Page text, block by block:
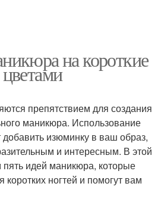
на короткие
препятствием для создания
маникюра. Использование
добавить изюминку в ваш образ,
и интересным. В этой
идей маникюра, которые
коротких ногтей и помогут вам